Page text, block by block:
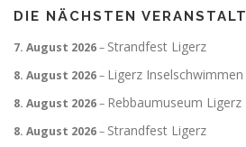
DIE NÄCHSTEN
7. August 2026– Strandfest Ligerz
8. August 2026– Ligerz Inselschwimmen
8. August 2026– Rebbaumuseum Ligerz
8. August 2026– Strandfest Ligerz